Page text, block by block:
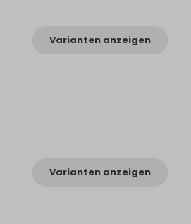
Varianten anzeigen
Varianten anzeigen